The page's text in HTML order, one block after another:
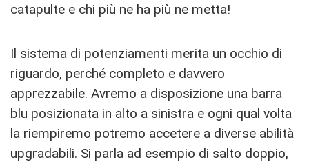
catapulte e chi più ne ha più ne metta!
Il sistema di potenziamenti merita un occhio di
riguardo, perché completo e davvero
apprezzabile. Avremo a disposizione una barra
blu posizionata in alto a sinistra e ogni qual volta
la riempiremo potremo accetere a diverse abilità
upgradabili. Si parla ad esempio di salto doppio,